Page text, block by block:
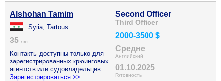
Alshohan Tamim
Syria, Tartous
35 лет
Контакты доступны только для
зарегистрированных крюинговых
агентств или судовладельцев.
Зарегистрироваться >>
Second Officer
Third Officer
2000-3500 $
Средне
Английский
01.10.2025
Готовность